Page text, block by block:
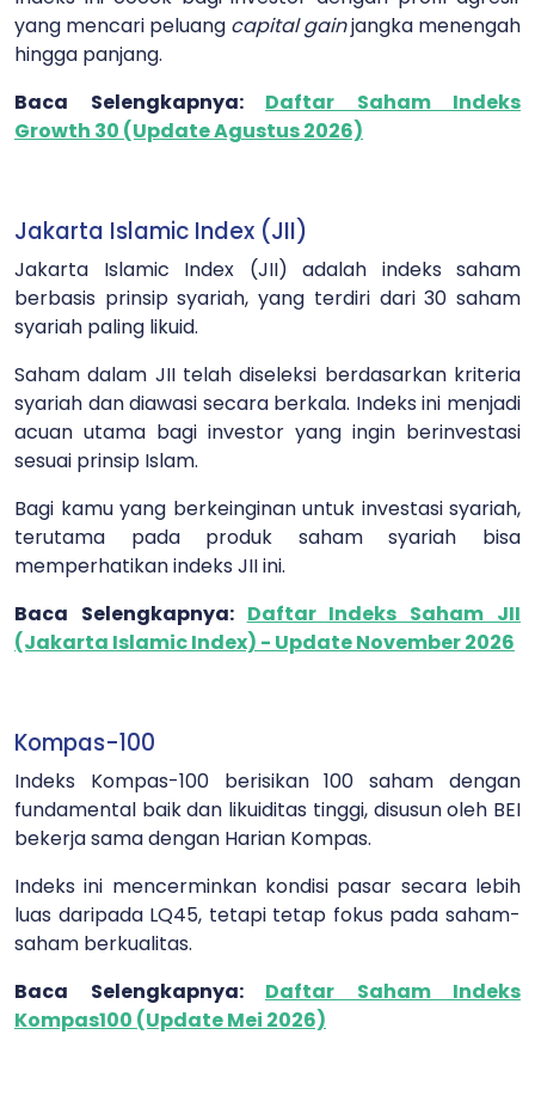
yang mencari peluang capital gainjangka menengah
hingga panjang.
Baca Selengkapnya: Daftar Saham Indeks
Growth 30 (Update Agustus 2026)
Jakarta Islamic Index (JII)
Jakarta Islamic Index (JII) adalah indeks saham
berbasis prinsip syariah, yang terdiri dari 30 saham
syariah paling likuid.
Saham dalam JII telah diseleksi berdasarkan kriteria
syariah dan diawasi secara berkala. Indeks ini menjadi
acuan utama bagi investor yang ingin berinvestasi
sesuai prinsip Islam.
Bagi kamu yang berkeinginan untuk investasi syariah,
terutama pada produk saham syariah bisa
memperhatikan indeks JII ini.
Baca Selengkapnya: Daftar Indeks Saham JII
(Jakarta Islamic Index) - Update November 2026
Kompas-100
Indeks Kompas-100 berisikan 100 saham dengan
fundamental baik dan likuiditas tinggi, disusun oleh BEI
bekerja sama dengan Harian Kompas.
Indeks ini mencerminkan kondisi pasar secara lebih
luas daripada LQ45, tetapi tetap fokus pada saham-
saham berkualitas.
Baca Selengkapnya: Daftar Saham Indeks
Kompas100 (Update Mei 2026)